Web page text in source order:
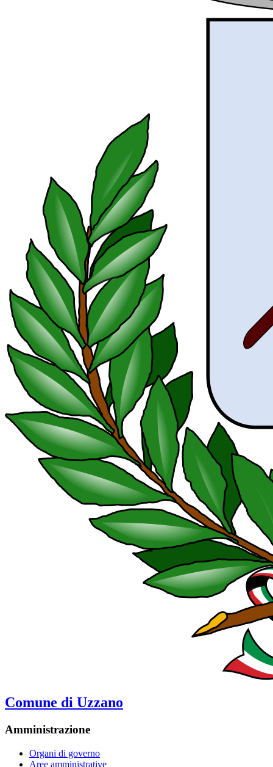
Comune di Uzzano
Amministrazione
Organi di governo
Aree amministrative